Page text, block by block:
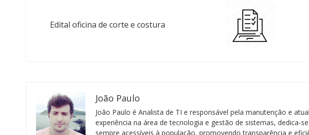
Edital oficina de corte e costura
João Paulo
João Paulo é Analista de TI e responsável pela manutenção e
experiência na área de tecnologia e gestão de sistemas, dedica-
sempre acessíveis à população, promovendo transparência e